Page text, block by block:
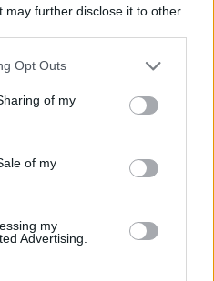
may further disclose it to other
Opt Outs
of my
of my
my
Advertising.